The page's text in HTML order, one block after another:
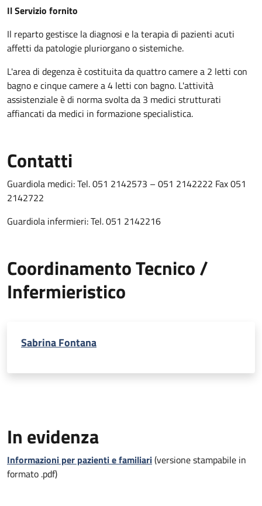
Descrizione
Il Servizio fornito
Il reparto gestisce la diagnosi e la terapia di pazienti acuti
affetti da patologie pluriorgano o sistemiche.
L'area di degenza è costituita da quattro camere a 2 letti con
bagno e cinque camere a 4 letti con bagno. L'attività
assistenziale è di norma svolta da 3 medici strutturati
affiancati da medici in formazione specialistica.
Contatti
Guardiola medici: Tel. 051 2142573 – 051 2142222 Fax 051
2142722
Guardiola infermieri: Tel. 051 2142216
Coordinamento Tecnico /
Infermieristico
Sabrina Fontana
In evidenza
Informazioni per pazienti e familiari(versione stampabile in
formato .pdf)